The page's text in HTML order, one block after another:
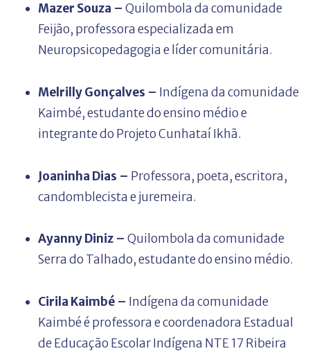
Mazer Souza – Quilombola da comunidade
Feijão, professora especializada em
Neuropsicopedagogia e líder comunitária.
Melrilly Gonçalves – Indígena da comunidade
Kaimbé, estudante do ensino médio e
integrante do Projeto Cunhataí Ikhã.
Joaninha Dias – Professora, poeta, escritora,
candomblecista e juremeira.
Ayanny Diniz – Quilombola da comunidade
Serra do Talhado, estudante do ensino médio.
Cirila Kaimbé – Indígena da comunidade
Kaimbé é professora e coordenadora Estadual
de Educação Escolar Indígena NTE 17 Ribeira